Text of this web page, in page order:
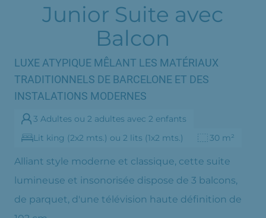
Junior Suite avec
Balcon
LUXE ATYPIQUE MÊLANT LES MATÉRIAUX
TRADITIONNELS DE BARCELONE ET DES
INSTALATIONS MODERNES
3 Adultes ou 2 adultes avec 2 enfants
Lit king (2x2 mts.) ou 2 lits (1x2 mts.)
30 m²
Alliant style moderne et classique, cette suite
lumineuse et insonorisée dispose de 3 balcons,
de parquet, d'une télévision haute définition de